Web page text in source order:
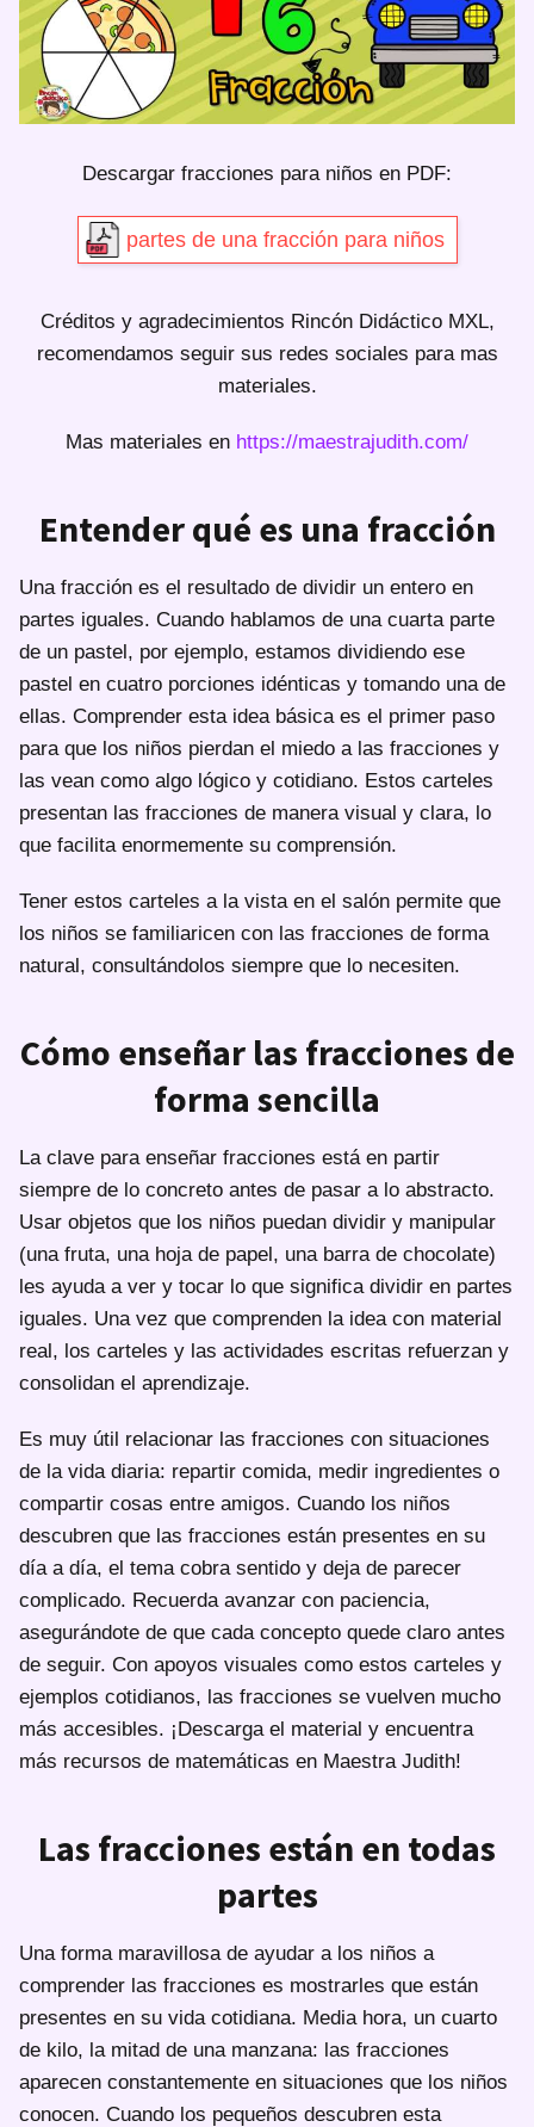
Descargar fracciones para niños en PDF:
partes de una fracción para niños
Créditos y agradecimientos Rincón Didáctico MXL,
recomendamos seguir sus redes sociales para mas
materiales.
Mas materiales en https://maestrajudith.com/
Entender qué es una fracción
Una fracción es el resultado de dividir un entero en
partes iguales. Cuando hablamos de una cuarta parte
de un pastel, por ejemplo, estamos dividiendo ese
pastel en cuatro porciones idénticas y tomando una de
ellas. Comprender esta idea básica es el primer paso
para que los niños pierdan el miedo a las fracciones y
las vean como algo lógico y cotidiano. Estos carteles
presentan las fracciones de manera visual y clara, lo
que facilita enormemente su comprensión.
Tener estos carteles a la vista en el salón permite que
los niños se familiaricen con las fracciones de forma
natural, consultándolos siempre que lo necesiten.
Cómo enseñar las fracciones de
forma sencilla
La clave para enseñar fracciones está en partir
siempre de lo concreto antes de pasar a lo abstracto.
Usar objetos que los niños puedan dividir y manipular
(una fruta, una hoja de papel, una barra de chocolate)
les ayuda a ver y tocar lo que significa dividir en partes
iguales. Una vez que comprenden la idea con material
real, los carteles y las actividades escritas refuerzan y
consolidan el aprendizaje.
Es muy útil relacionar las fracciones con situaciones
de la vida diaria: repartir comida, medir ingredientes o
compartir cosas entre amigos. Cuando los niños
descubren que las fracciones están presentes en su
día a día, el tema cobra sentido y deja de parecer
complicado. Recuerda avanzar con paciencia,
asegurándote de que cada concepto quede claro antes
de seguir. Con apoyos visuales como estos carteles y
ejemplos cotidianos, las fracciones se vuelven mucho
más accesibles. ¡Descarga el material y encuentra
más recursos de matemáticas en Maestra Judith!
Las fracciones están en todas
partes
Una forma maravillosa de ayudar a los niños a
comprender las fracciones es mostrarles que están
presentes en su vida cotidiana. Media hora, un cuarto
de kilo, la mitad de una manzana: las fracciones
aparecen constantemente en situaciones que los niños
conocen. Cuando los pequeños descubren esta